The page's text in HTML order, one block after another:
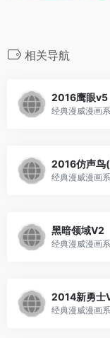
相关导航
2016鹰眼v5
经典漫威漫画
2016仿声鸟
经典漫威漫画
黑暗领域V2
经典漫威漫画
2014新勇士
经典漫威漫画